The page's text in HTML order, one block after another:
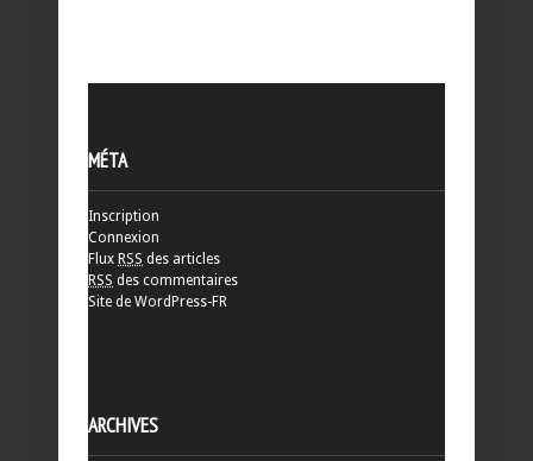
MÉTA
Inscription
Connexion
Flux RSS des articles
RSS des commentaires
Site de WordPress-FR
ARCHIVES